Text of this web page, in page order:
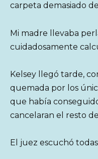
carpeta demasiado
Mi madre llevaba
cuidadosamente
Kelsey llegó tarde,
quemada por los
que había
cancelaran el resto
El juez escuchó